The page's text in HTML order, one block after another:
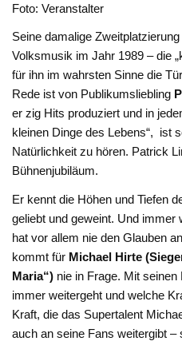
Foto: Veranstalter
Seine damalige
Volksmusik im Jahr 1989 – die
für ihn im wahrsten Sinne die
Rede ist von Publikumsliebling
er zig Hits produziert und in
kleinen Dinge des Lebens“, ist
Natürlichkeit zu hören. Patrick
Bühnenjubiläum.
Er kennt die Höhen und Tiefen
geliebt und geweint. Und immer
hat vor allem nie den Glauben
kommt für Michael Hirte
Maria“) nie in Frage. Mit
immer weitergeht und welche
Kraft, die das Supertalent
auch an seine Fans weitergibt –